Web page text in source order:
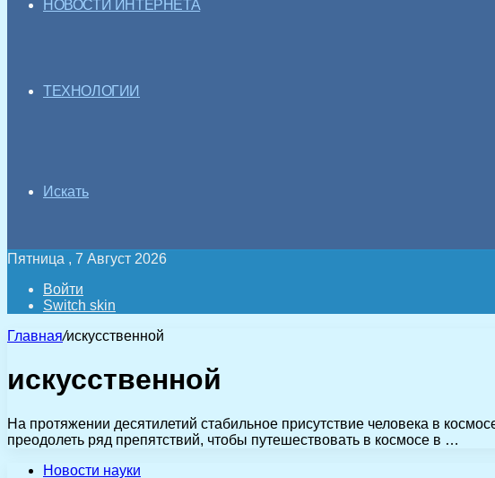
НОВОСТИ ИНТЕРНЕТА
ТЕХНОЛОГИИ
Искать
Пятница , 7 Август 2026
Войти
Switch skin
Главная/искусственной
искусственной
На протяжении десятилетий стабильное присутствие человека в
преодолеть ряд препятствий, чтобы путешествовать в космосе в …
Новости науки